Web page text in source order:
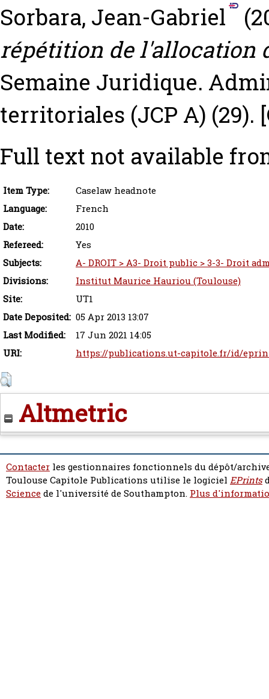
Sorbara, Jean-Gabriel
répétition de l'allocation
Semaine Juridique.
territoriales (JCP A) (29).
Full text not available
Item Type:
Caselaw headnote
Language:
French
Date:
2010
Refereed:
Yes
Subjects:
A- DROIT > A3- Droit public > 3-3- Droit
Divisions:
Institut Maurice Hauriou (Toulouse)
Site:
UT1
Date Deposited: 05 Apr 2013 13:07
Last Modified:
17 Jun 2021 14:05
URI:
https://publications.ut-capitole.fr/id/
Altmetric
Contacter les gestionnaires fonctionnels du dépôt/
Toulouse Capitole Publications utilise le logiciel EPrints
Sciencede l'université de Southampton. Plus